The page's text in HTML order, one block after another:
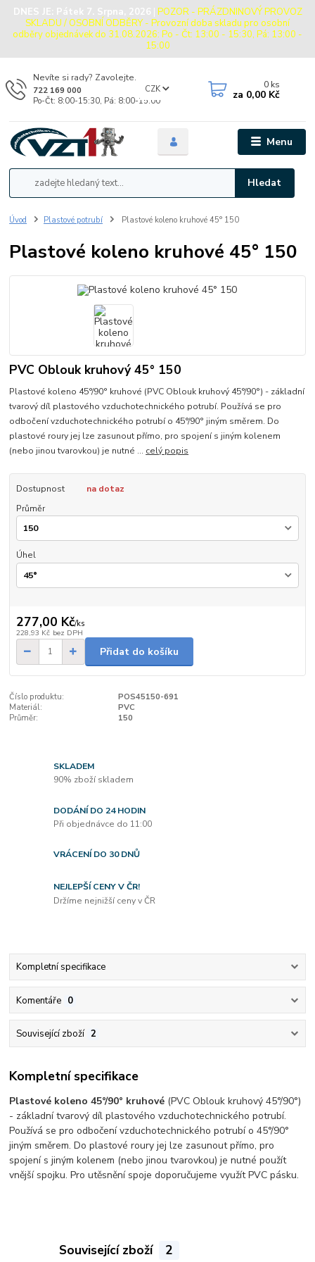
DNES JE: Pátek 7. Srpna, 2026 | POZOR - PRÁZDNINOVÝ PROVOZ
SKLADU / OSOBNÍ ODBĚRY - Provozní doba skladu pro osobní
odběry objednávek do 31.08.2026: Po - Čt: 13:00 - 15:30, Pá: 13:00 -
15:00
Menu
CZK
Hledat
Nevíte si rady? Zavolejte.
722 169 000
Po-Čt: 8:00-15:30, Pá: 8:00-15:00
0 ks
za 0,00 Kč
Úvod Plastové potrubí Plastové koleno kruhové 45° 150
Plastové koleno kruhové 45° 150
PVC Oblouk kruhový 45° 150
Plastové koleno 45°/90° kruhové (PVC Oblouk kruhový 45°/90°) - základní
tvarový díl plastového vzduchotechnického potrubí. Používá se pro
odbočení vzduchotechnického potrubí o 45°/90° jiným směrem. Do
plastové roury jej lze zasunout přímo, pro spojení s jiným kolenem
(nebo jinou tvarovkou) je nutné ... celý popis
Dostupnost
na dotaz
Průměr
Úhel
277,00 Kč/ks
228,93 Kč bez DPH
Přidat do košíku
Číslo produktu:
POS45150-691
Materiál:
PVC
Průměr:
150
SKLADEM
90% zboží skladem
DODÁNÍ DO 24 HODIN
Při objednávce do 11:00
VRÁCENÍ DO 30 DNŮ
NEJLEPŠÍ CENY V ČR!
Držíme nejnižší ceny v ČR
Kompletní specifikace
Komentáře 0
Související zboží 2
Kompletní specifikace
Plastové koleno 45°/90° kruhové (PVC Oblouk kruhový 45°/90°)
- základní tvarový díl plastového vzduchotechnického potrubí.
Používá se pro odbočení vzduchotechnického potrubí o 45°/90°
jiným směrem. Do plastové roury jej lze zasunout přímo, pro
spojení s jiným kolenem (nebo jinou tvarovkou) je nutné použít
vnější spojku. Pro utěsnění spoje doporučujeme využít PVC pásku.
Související zboží 2